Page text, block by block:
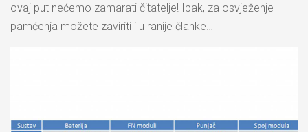
ovaj put nećemo zamarati čitatelje! Ipak, za osvježenje
pamćenja možete zaviriti i u ranije članke…